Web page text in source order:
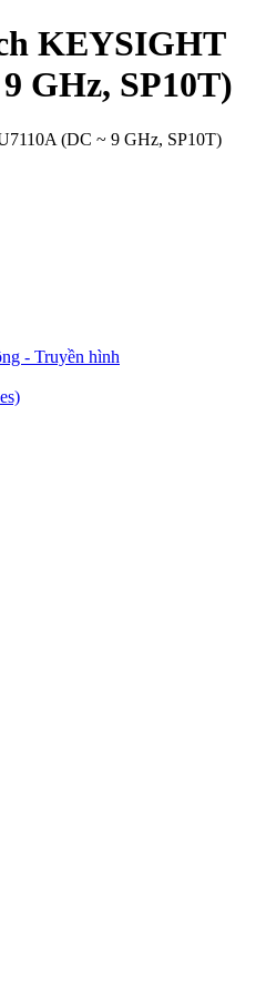
KEYSIGHT
GHz, SP10T)
(DC ~ 9 GHz, SP10T)
- Truyền hình